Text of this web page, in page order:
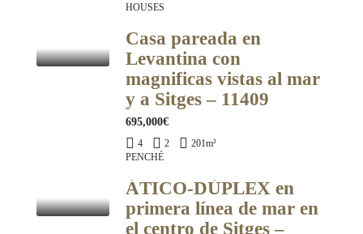
HOUSES
Casa pareada en
Levantina con
magnificas vistas al mar
y a Sitges – 11409
695,000€
4 2 201m²
PENCHÉ
ÁTICO-DÚPLEX en
primera línea de mar en
el centro de Sitges –